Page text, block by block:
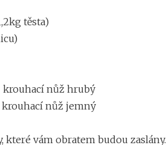
těsta)
nůž hrubý
nůž jemný
vám obratem budou zaslány.